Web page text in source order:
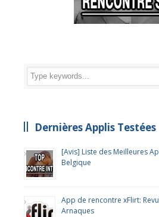
Dernières Applis Testées
[Avis] Liste des Meilleures
Belgique
App de rencontre xFlirt:
Arnaques